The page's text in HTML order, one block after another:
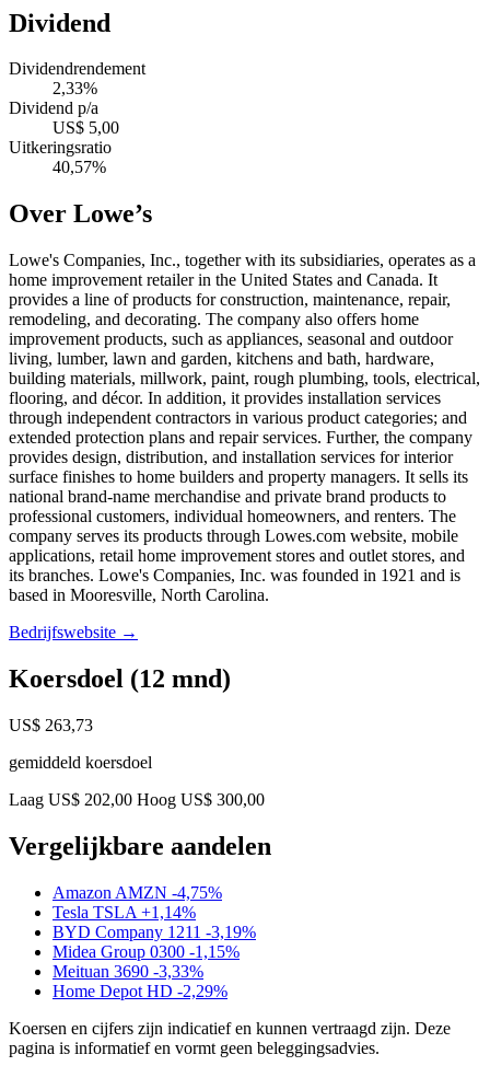
Dividend
Dividendrendement
2,33%
Dividend p/a
US$ 5,00
Uitkeringsratio
40,57%
Over Lowe’s
Lowe's Companies, Inc., together with its subsidiaries, operates as a
home improvement retailer in the United States and Canada. It
provides a line of products for construction, maintenance, repair,
remodeling, and decorating. The company also offers home
improvement products, such as appliances, seasonal and outdoor
living, lumber, lawn and garden, kitchens and bath, hardware,
building materials, millwork, paint, rough plumbing, tools, electrical,
flooring, and décor. In addition, it provides installation services
through independent contractors in various product categories; and
extended protection plans and repair services. Further, the company
provides design, distribution, and installation services for interior
surface finishes to home builders and property managers. It sells its
national brand-name merchandise and private brand products to
professional customers, individual homeowners, and renters. The
company serves its products through Lowes.com website, mobile
applications, retail home improvement stores and outlet stores, and
its branches. Lowe's Companies, Inc. was founded in 1921 and is
based in Mooresville, North Carolina.
Bedrijfswebsite →
Koersdoel (12 mnd)
US$ 263,73
gemiddeld koersdoel
Laag US$ 202,00 Hoog US$ 300,00
Vergelijkbare aandelen
Amazon AMZN -4,75%
Tesla TSLA +1,14%
BYD Company 1211 -3,19%
Midea Group 0300 -1,15%
Meituan 3690 -3,33%
Home Depot HD -2,29%
Koersen en cijfers zijn indicatief en kunnen vertraagd zijn. Deze
pagina is informatief en vormt geen beleggingsadvies.